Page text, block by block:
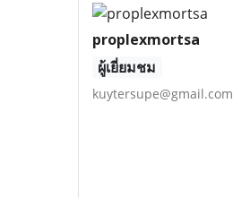
proplexmortsa
ผู้เยี่ยมชม
kuytersupe@gmail.com